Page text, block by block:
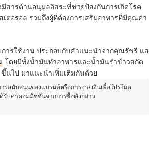
สารต้านอนุมูลอิสระที่ช่วยป้องกันการเกิดโรค
ตอรอล รวมถึงผู้ที่ต้องการเสริมอาหารที่มีคุณค่า
การใช้งาน ประกอบกับคำแนะนำจากคุณรัชรี แส
โดยมีทั้งน้ำมันทำอาหารและน้ำมันรำข้าวสกัด
นไป มาแนะนำเพิ่มเติมกันด้วย
รสนับสนุนของแบรนด์หรือการจ่ายเงินเพื่อโปรโมต
รับค่าคอมมิชชั่นจากการซื้อดังกล่าว